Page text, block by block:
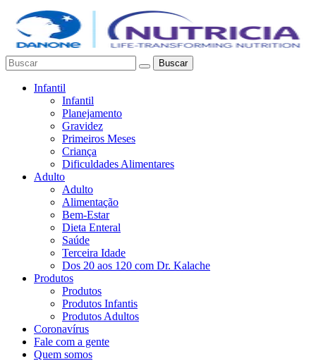
Buscar
Infantil
Infantil
Planejamento
Gravidez
Primeiros Meses
Criança
Dificuldades Alimentares
Adulto
Adulto
Alimentação
Bem-Estar
Dieta Enteral
Saúde
Terceira Idade
Dos 20 aos 120 com Dr. Kalache
Produtos
Produtos
Produtos Infantis
Produtos Adultos
Coronavírus
Fale com a gente
Quem somos